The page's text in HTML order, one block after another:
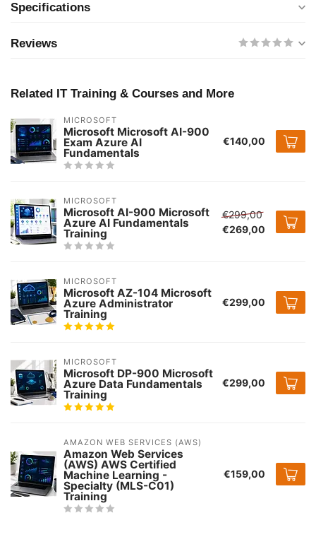
Specifications
Reviews
Related IT Training & Courses and More
MICROSOFT
Microsoft Microsoft AI-900
Exam Azure AI
Fundamentals
€140,00
MICROSOFT
Microsoft AI-900 Microsoft
Azure AI Fundamentals
Training
€299,00
€269,00
MICROSOFT
Microsoft AZ-104 Microsoft
Azure Administrator
Training
€299,00
MICROSOFT
Microsoft DP-900 Microsoft
Azure Data Fundamentals
Training
€299,00
AMAZON WEB SERVICES (AWS)
Amazon Web Services
(AWS) AWS Certified
Machine Learning -
Specialty (MLS-C01)
Training
€159,00